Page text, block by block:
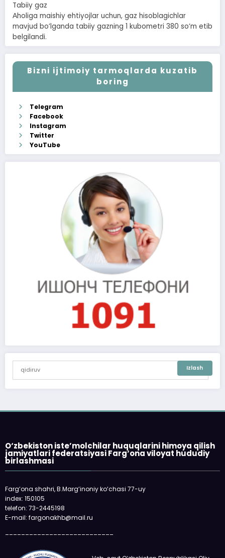
Tabiiy gaz
Аholiga maishiy ehtiyojlar uchun, gaz hisoblagichlar
mavjud boʼlganda tabiiy gazning 1 kubometri 380 soʼm etib
belgilandi.
Bizni ijtimoiy tarmoqlarda kuzatib
boring
Telegram
Facebook
Instagram
Twitter
YouTube
O‘zbekiston iste’molchilar huquqlarini himoya qilish
jamiyatlari federatsiyasi Farg‘ona viloyat hududiy
birlashmasi
Farg‘ona shahri, B.Marg‘inoniy ko‘chasi 77-uy
index: 150105
telefon: 73-2445198
E-mail: fargonakhb@mail.ru